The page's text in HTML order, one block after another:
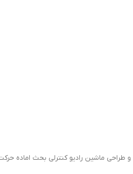
ماشین رادیو کنترلی بحث اماده